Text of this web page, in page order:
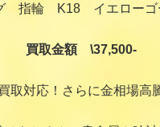
指輪 K18 イエローゴ
買取金額 \37,500-
取対応！さらに金相場高